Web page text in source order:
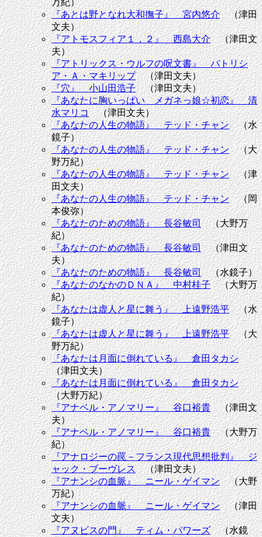
万紀）
『あとは野となれ大和撫子』 宮内悠介（津田
文夫）
『アトモスフィア１，２』 西島大介（津田文
夫）
『アトリックス・ウルフの呪文書』 パトリシ
ア・Ａ・マキリップ（津田文夫）
『穴』 小山田浩子（津田文夫）
『あなたに胸いっぱい メガネっ娘☆初恋』 清
水マリコ（津田文夫）
『あなたの人生の物語』 テッド・チャン（水
鏡子）
『あなたの人生の物語』 テッド・チャン（大
野万紀）
『あなたの人生の物語』 テッド・チャン（津
田文夫）
『あなたの人生の物語』 テッド・チャン（岡
本俊弥）
『あなたのための物語』 長谷敏司（大野万
紀）
『あなたのための物語』 長谷敏司（津田文
夫）
『あなたのための物語』 長谷敏司（水鏡子）
『あなたのなかのＤＮＡ』 中村桂子（大野万
紀）
『あなたは虚人と星に舞う』 上遠野浩平（水
鏡子）
『あなたは虚人と星に舞う』 上遠野浩平（大
野万紀）
『あなたは月面に倒れている』 倉田タカシ
（津田文夫）
『あなたは月面に倒れている』 倉田タカシ
（大野万紀）
『アナベル・アノマリー』 谷口裕貴（津田文
夫）
『アナベル・アノマリー』 谷口裕貴（大野万
紀）
『アナロジーの罠－フランス現代思想批判』 ジ
ャック・ブーヴレス（津田文夫）
『アナンシの血脈』 ニール・ゲイマン（大野
万紀）
『アナンシの血脈』 ニール・ゲイマン（津田
文夫）
『アヌビスの門』 ティム・パワーズ（水鏡